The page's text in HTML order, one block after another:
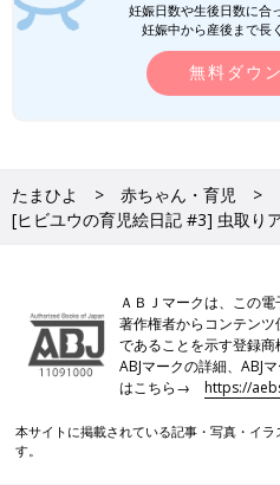
妊娠日数や生後日数に合
妊娠中から産後まで長
無料ダウ
たまひよ 赤ちゃん・育児
[ヒビユウの育児絵日記 #3] 虫取り
ＡＢＪマークは、この電
著作権者からコンテン
であることを示す登録商
ABJマークの詳細、ABJ
はこちら→https://
本サイトに掲載されている記事・写真・イ
す。